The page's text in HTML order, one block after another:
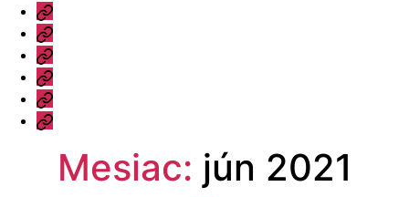
Vzorový
dom
Informácie
Naše
výhody
Blog
Otázky
a
Kontakt
Mesiac: jún 2021